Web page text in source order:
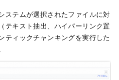
ステムが選択されたファイルに対
テキスト抽出、ハイパーリンク置
ティックチャンキングを実行した